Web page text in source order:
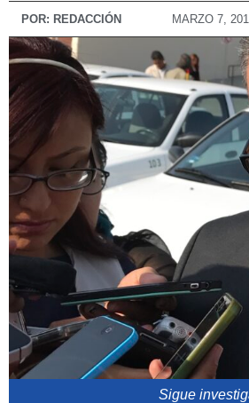
POR: REDACCIÓN MARZO 7,
Sigue